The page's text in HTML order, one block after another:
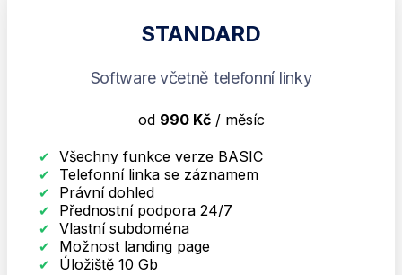
STANDARD
Software včetně telefonní linky
od 990 Kč/ měsíc
Všechny funkce verze BASIC
Telefonní linka se záznamem
Právní dohled
Přednostní podpora 24/7
Vlastní subdoména
Možnost landing page
Úložiště 10 Gb